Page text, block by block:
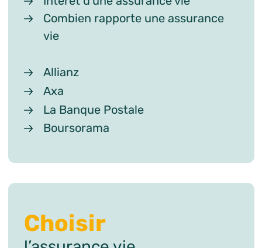
Combien rapporte une assurance
vie
Allianz
Axa
La Banque Postale
Boursorama
Choisir